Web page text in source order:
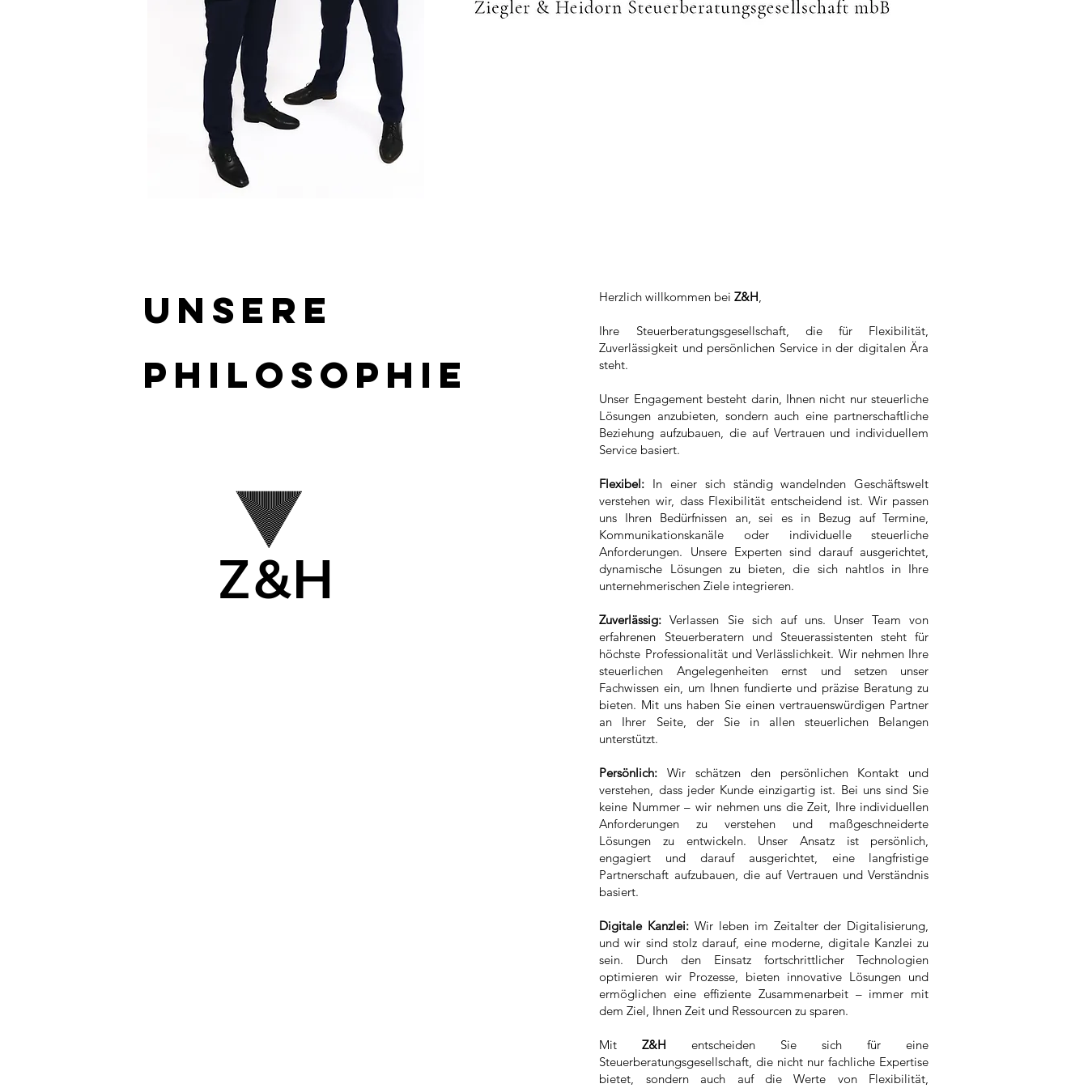
Unsere
Philosophie
Herzlich willkommen beiZ&H,
Ihre Steuerberatungsgesellschaft, die für Flexibilität,
Zuverlässigkeit und persönlichen Service in der digitalen Ära
steht.
Unser Engagement besteht darin, Ihnen nicht nur steuerliche
Lösungen anzubieten, sondern auch eine partnerschaftliche
Beziehung aufzubauen, die auf Vertrauen und individuellem
Service basiert.
Flexibel: In einer sich ständig wandelnden Geschäftswelt
verstehen wir, dass Flexibilität entscheidend ist. Wir passen
uns Ihren Bedürfnissen an, sei es in Bezug auf Termine,
Kommunikationskanäle oder individuelle steuerliche
Anforderungen. Unsere Experten sind darauf ausgerichtet,
dynamische Lösungen zu bieten, die sich nahtlos in Ihre
unternehmerischen Ziele integrieren.
Zuverlässig: Verlassen Sie sich auf uns. Unser Team von
erfahrenen Steuerberatern und Steuerassistenten steht für
höchste Professionalität und Verlässlichkeit. Wir nehmen Ihre
steuerlichen Angelegenheiten ernst und setzen unser
Fachwissen ein, um Ihnen fundierte und präzise Beratung zu
bieten. Mit uns haben Sie einen vertrauenswürdigen Partner
an Ihrer Seite, der Sie in allen steuerlichen Belangen
unterstützt.
Persönlich: Wir schätzen den persönlichen Kontakt und
verstehen, dass jeder Kunde einzigartig ist. Bei uns sind Sie
keine Nummer – wir nehmen uns die Zeit, Ihre individuellen
Anforderungen zu verstehen und maßgeschneiderte
Lösungen zu entwickeln. Unser Ansatz ist persönlich,
engagiert und darauf ausgerichtet, eine langfristige
Partnerschaft aufzubauen, die auf Vertrauen und Verständnis
basiert.
Digitale Kanzlei: Wir leben im Zeitalter der Digitalisierung,
und wir sind stolz darauf, eine moderne, digitale Kanzlei zu
sein. Durch den Einsatz fortschrittlicher Technologien
optimieren wir Prozesse, bieten innovative Lösungen und
ermöglichen eine effiziente Zusammenarbeit – immer mit
dem Ziel, Ihnen Zeit und Ressourcen zu sparen.
MitZ&H entscheiden Sie sich für eine
Steuerberatungsgesellschaft, die nicht nur fachliche Expertise
bietet, sondern auch auf die Werte von Flexibilität,